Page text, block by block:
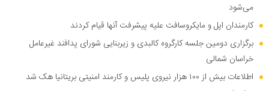
می‌شود
کارمندان اپل و مایکروسافت علیه پیشرفت آنها قیام کردند
برگزاری دومین جلسه کارگروه کالبدی و زیربنایی شورای پدافند غیرعامل
خراسان شمالی
اطلاعات بیش از ۱۰۰ هزار نیروی پلیس و کارمند امنیتی بریتانیا هک شد